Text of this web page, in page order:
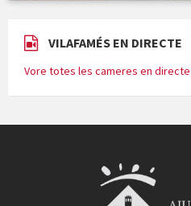
VILAFAMÉS EN DIRECTE
Vore totes les cameres en directe